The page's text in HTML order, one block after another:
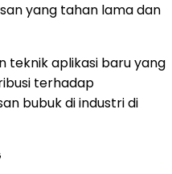
yang tahan lama dan
teknik aplikasi baru yang
terhadap
bubuk di industri di